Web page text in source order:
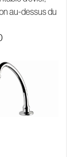
au-dessus du